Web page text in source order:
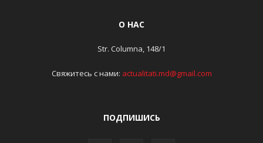
О НАС
Str. Columna, 148/1
Свяжитесь с нами: actualitati.md@gmail.com
ПОДПИШИСЬ